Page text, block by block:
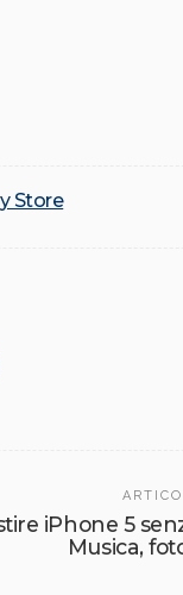
Store
iPhone 5
Musica,